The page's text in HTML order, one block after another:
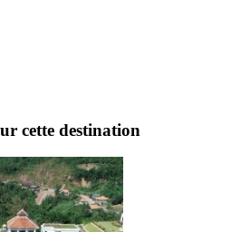
cette destination